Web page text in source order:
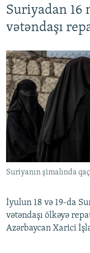
Suriyadan 16
vətəndaşı
Suriyanın şimalında
İyulun 18 və 19-da
vətəndaşı ölkəyə
Azərbaycan Xarici